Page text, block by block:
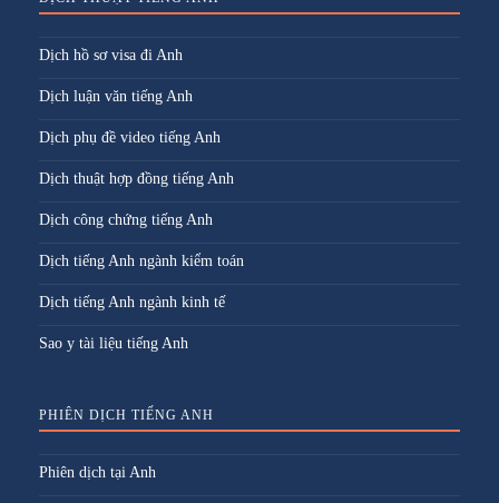
Dịch hồ sơ visa đi Anh
Dịch luận văn tiếng Anh
Dịch phụ đề video tiếng Anh
Dịch thuật hợp đồng tiếng Anh
Dịch công chứng tiếng Anh
Dịch tiếng Anh ngành kiểm toán
Dịch tiếng Anh ngành kinh tế
Sao y tài liệu tiếng Anh
PHIÊN DỊCH TIẾNG ANH
Phiên dịch tại Anh